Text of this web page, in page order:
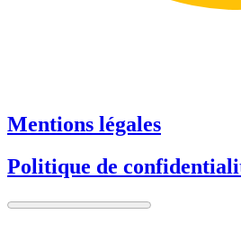
Mentions légales
Politique de